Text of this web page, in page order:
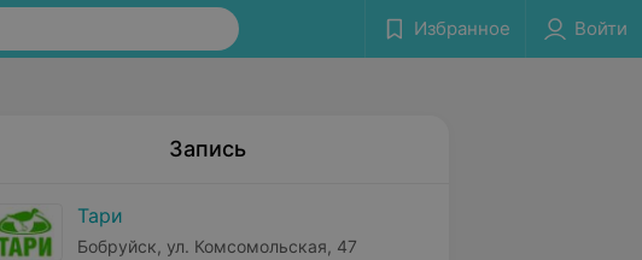
Избранное Войти
Запись
Тари
Бобруйск, ул. Комсомольская, 47